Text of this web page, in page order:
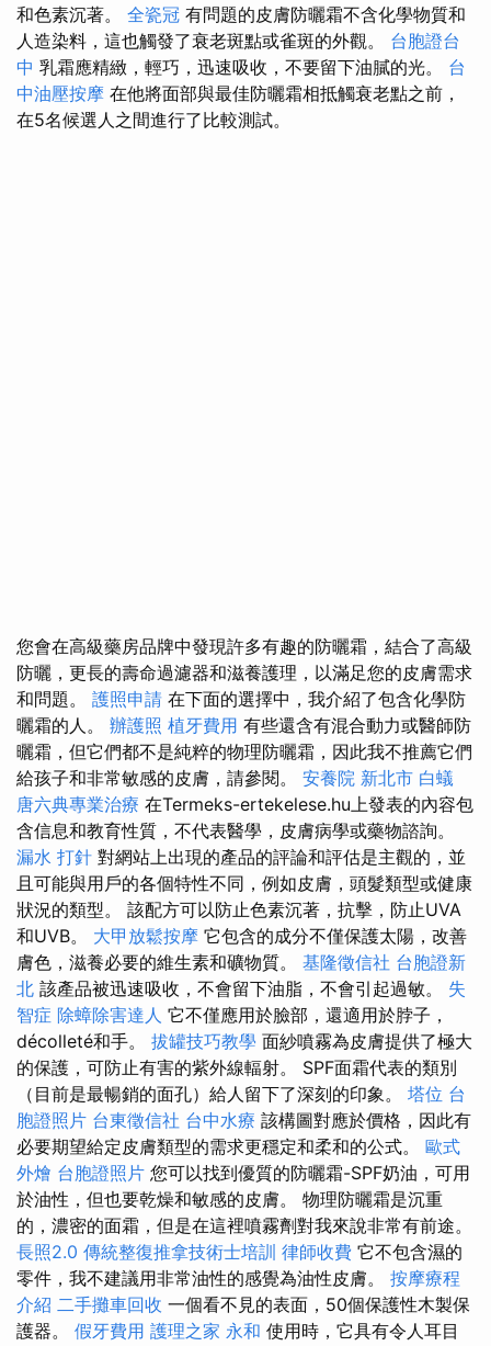
和色素沉著。 全瓷冠 有問題的皮膚防曬霜不含化學物質和
人造染料，這也觸發了衰老斑點或雀斑的外觀。 台胞證台
中 乳霜應精緻，輕巧，迅速吸收，不要留下油膩的光。 台
中油壓按摩 在他將面部與最佳防曬霜相抵觸衰老點之前，
在5名候選人之間進行了比較測試。
您會在高級藥房品牌中發現許多有趣的防曬霜，結合了高級
防曬，更長的壽命過濾器和滋養護理，以滿足您的皮膚需求
和問題。 護照申請 在下面的選擇中，我介紹了包含化學防
曬霜的人。 辦護照 植牙費用 有些還含有混合動力或醫師防
曬霜，但它們都不是純粹的物理防曬霜，因此我不推薦它們
給孩子和非常敏感的皮膚，請參閱。 安養院 新北市 白蟻
唐六典專業治療 在Termeks-ertekelese.hu上發表的內容包
含信息和教育性質，不代表醫學，皮膚病學或藥物諮詢。
漏水 打針 對網站上出現的產品的評論和評估是主觀的，並
且可能與用戶的各個特性不同，例如皮膚，頭髮類型或健康
狀況的類型。 該配方可以防止色素沉著，抗擊，防止UVA
和UVB。 大甲放鬆按摩 它包含的成分不僅保護太陽，改善
膚色，滋養必要的維生素和礦物質。 基隆徵信社 台胞證新
北 該產品被迅速吸收，不會留下油脂，不會引起過敏。 失
智症 除蟑除害達人 它不僅應用於臉部，還適用於脖子，
décolleté和手。 拔罐技巧教學 面紗噴霧為皮膚提供了極大
的保護，可防止有害的紫外線輻射。 SPF面霜代表的類別
（目前是最暢銷的面孔）給人留下了深刻的印象。 塔位 台
胞證照片 台東徵信社 台中水療 該構圖對應於價格，因此有
必要期望給定皮膚類型的需求更穩定和柔和的公式。 歐式
外燴 台胞證照片 您可以找到優質的防曬霜-SPF奶油，可用
於油性，但也要乾燥和敏感的皮膚。 物理防曬霜是沉重
的，濃密的面霜，但是在這裡噴霧劑對我來說非常有前途。
長照2.0 傳統整復推拿技術士培訓 律師收費 它不包含濕的
零件，我不建議用非常油性的感覺為油性皮膚。 按摩療程
介紹 二手攤車回收 一個看不見的表面，50個保護性木製保
護器。 假牙費用 護理之家 永和 使用時，它具有令人耳目